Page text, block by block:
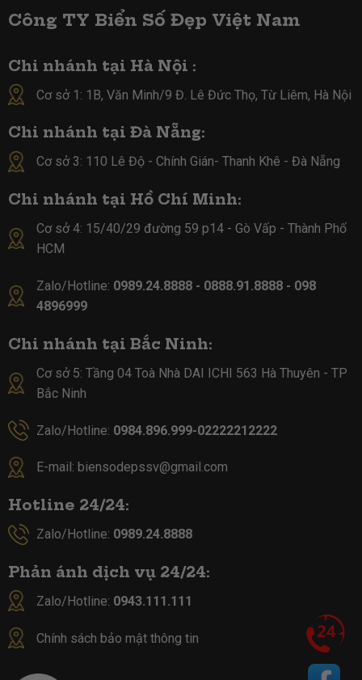
Công TY Biển Số Đẹp Việt Nam
Chi nhánh tại Hà Nội :
Cơ sở 1: 1B, Văn Minh/9 Đ. Lê Đức Thọ, Từ Liêm, Hà Nội
Chi nhánh tại Đà Nẵng:
Cơ sở 3: 110 Lê Độ - Chính Gián- Thanh Khê - Đà Nẵng
Chi nhánh tại Hồ Chí Minh:
Cơ sở 4: 15/40/29 đường 59 p14 - Gò Vấp - Thành Phố
HCM
Zalo/Hotline: 0989.24.8888 - 0888.91.8888 - 098
4896999
Chi nhánh tại Bắc Ninh:
Cơ sở 5: Tầng 04 Toà Nhà DAI ICHI 563 Hà Thuyên - TP
Bắc Ninh
Zalo/Hotline: 0984.896.999-02222212222
E-mail: biensodepssv@gmail.com
Hotline 24/24:
Zalo/Hotline: 0989.24.8888
Phản ánh dịch vụ 24/24:
Zalo/Hotline: 0943.111.111
Chính sách bảo mật thông tin